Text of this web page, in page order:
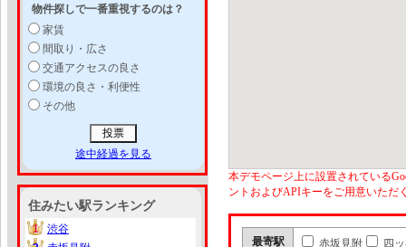
物件探しで一番重視するのは？
家賃
間取り・広さ
交通アクセスの良さ
環境の良さ・利便性
その他
途中経過を見る
住みたい駅ランキング
1
1
渋谷
本デモページ上に設置されている
ントおよびAPIキーをご用意いただ
最寄駅 赤坂見附 四